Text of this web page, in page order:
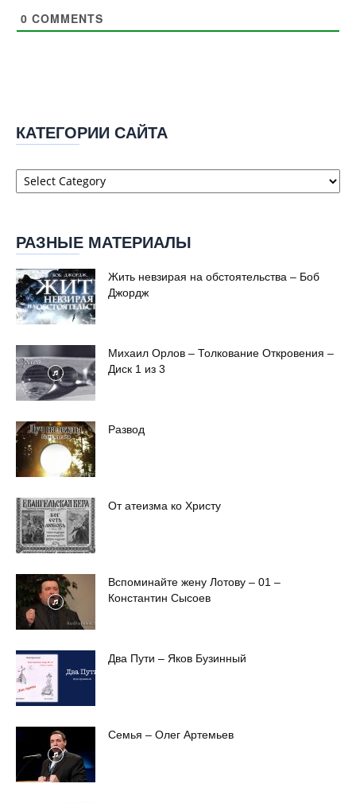
0 COMMENTS
КАТЕГОРИИ САЙТА
Категории
сайта
РАЗНЫЕ МАТЕРИАЛЫ
Жить невзирая на обстоятельства – Боб
Джордж
Михаил Орлов – Толкование Откровения –
Диск 1 из 3
Развод
От атеизма ко Христу
Вспоминайте жену Лотову – 01 –
Константин Сысоев
Два Пути – Яков Бузинный
Семья – Олег Артемьев